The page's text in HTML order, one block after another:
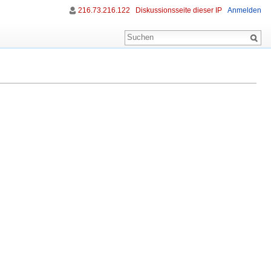
216.73.216.122 Diskussionsseite dieser IP Anmelden